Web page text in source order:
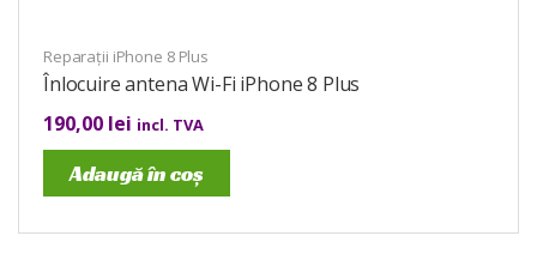
Reparații iPhone 8 Plus
Înlocuire antena Wi-Fi iPhone 8 Plus
190,00 lei incl. TVA
Adaugă în coș